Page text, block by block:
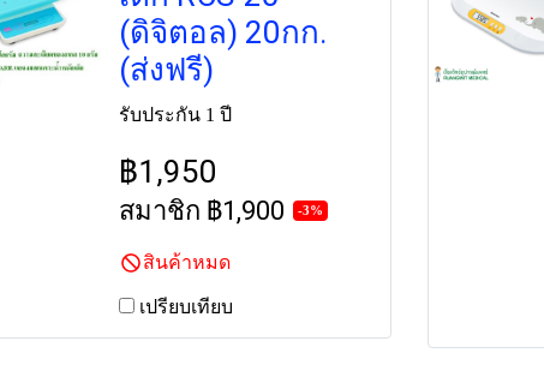
(ดิจิตอล) 20กก.
(ส่งฟรี)
รับประกัน 1 ปี
฿1,950
สมาชิก ฿1,900 -3%
สินค้าหมด
เปรียบเทียบ